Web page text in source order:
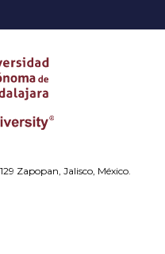
Zapopan, Jalisco, México.